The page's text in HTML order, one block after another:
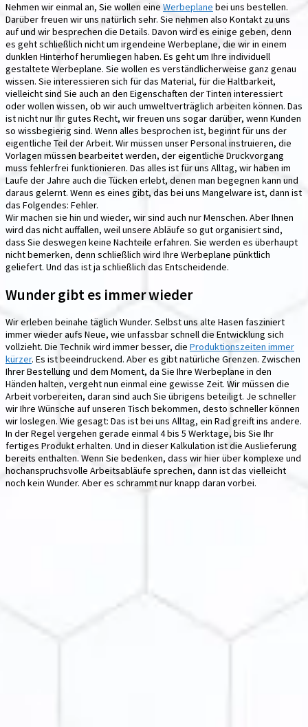
Nehmen wir einmal an, Sie wollen eine Werbeplane bei uns bestellen.
Darüber freuen wir uns natürlich sehr. Sie nehmen also Kontakt zu uns
auf und wir besprechen die Details. Davon wird es einige geben, denn
es geht schließlich nicht um irgendeine Werbeplane, die wir in einem
dunklen Hinterhof herumliegen haben. Es geht um Ihre individuell
gestaltete Werbeplane. Sie wollen es verständlicherweise ganz genau
wissen. Sie interessieren sich für das Material, für die Haltbarkeit,
vielleicht sind Sie auch an den Eigenschaften der Tinten interessiert
oder wollen wissen, ob wir auch umweltverträglich arbeiten können. Das
ist nicht nur Ihr gutes Recht, wir freuen uns sogar darüber, wenn Kunden
so wissbegierig sind. Wenn alles besprochen ist, beginnt für uns der
eigentliche Teil der Arbeit. Wir müssen unser Personal instruieren, die
Vorlagen müssen bearbeitet werden, der eigentliche Druckvorgang
muss fehlerfrei funktionieren. Das alles ist für uns Alltag, wir haben im
Laufe der Jahre auch die Tücken erlebt, denen man begegnen kann und
daraus gelernt. Wenn es eines gibt, das bei uns Mangelware ist, dann ist
das Folgendes: Fehler.
Wir machen sie hin und wieder, wir sind auch nur Menschen. Aber Ihnen
wird das nicht auffallen, weil unsere Abläufe so gut organisiert sind,
dass Sie deswegen keine Nachteile erfahren. Sie werden es überhaupt
nicht bemerken, denn schließlich wird Ihre Werbeplane pünktlich
geliefert. Und das ist ja schließlich das Entscheidende.
Wunder gibt es immer wieder
Wir erleben beinahe täglich Wunder. Selbst uns alte Hasen fasziniert
immer wieder aufs Neue, wie unfassbar schnell die Entwicklung sich
vollzieht. Die Technik wird immer besser, die Produktionszeiten immer
kürzer. Es ist beeindruckend. Aber es gibt natürliche Grenzen. Zwischen
Ihrer Bestellung und dem Moment, da Sie Ihre Werbeplane in den
Händen halten, vergeht nun einmal eine gewisse Zeit. Wir müssen die
Arbeit vorbereiten, daran sind auch Sie übrigens beteiligt. Je schneller
wir Ihre Wünsche auf unseren Tisch bekommen, desto schneller können
wir loslegen. Wie gesagt: Das ist bei uns Alltag, ein Rad greift ins andere.
In der Regel vergehen gerade einmal 4 bis 5 Werktage, bis Sie Ihr
fertiges Produkt erhalten. Und in dieser Kalkulation ist die Auslieferung
bereits enthalten. Wenn Sie bedenken, dass wir hier über komplexe und
hochanspruchsvolle Arbeitsabläufe sprechen, dann ist das vielleicht
noch kein Wunder. Aber es schrammt nur knapp daran vorbei.